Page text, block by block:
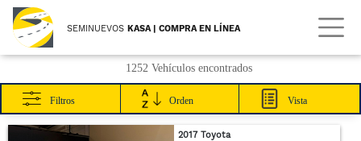
SEMINUEVOS KASA | COMPRA EN LÍNEA
1252 Vehículos encontrados
Filtros Orden Vista
2017 Toyota